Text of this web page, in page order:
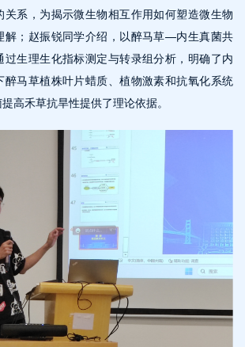
关系，为揭示微生物相互作用如何塑造微生物
解；赵振锐同学介绍，以醉马草—内生真菌共
过生理生化指标测定与转录组分析，明确了内
醉马草植株叶片蜡质、植物激素和抗氧化系统
高禾草抗旱性提供了理论依据。